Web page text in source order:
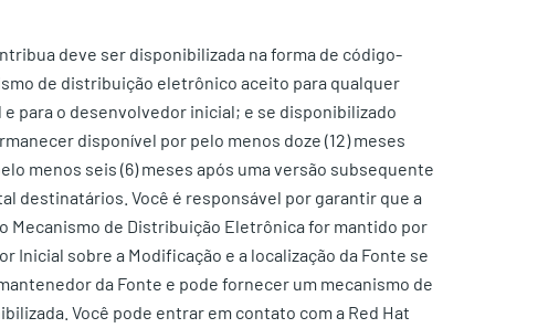
deve ser disponibilizada na forma de código-
de distribuição eletrônico aceito para qualquer
para o desenvolvedor inicial; e se disponibilizado
disponível por pelo menos doze (12) meses
menos seis (6) meses após uma versão subsequente
destinatários. Você é responsável por garantir que a
Mecanismo de Distribuição Eletrônica for mantido por
sobre a Modificação e a localização da Fonte se
da Fonte e pode fornecer um mecanismo de
Você pode entrar em contato com a Red Hat